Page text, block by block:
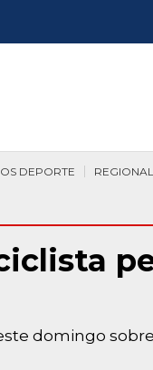
DEPORTE
domingo